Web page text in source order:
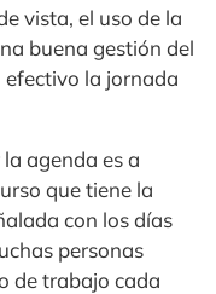
vista, el uso de la
buena gestión del
la jornada
agenda es a
que tiene la
con los días
personas
de trabajo cada